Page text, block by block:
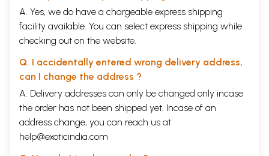
A. Yes, we do have a chargeable express shipping
facility available. You can select express shipping while
checking out on the website.
Q. I accidentally entered wrong delivery address,
can I change the address ?
A. Delivery addresses can only be changed only incase
the order has not been shipped yet. Incase of an
address change, you can reach us at
help@exoticindia.com